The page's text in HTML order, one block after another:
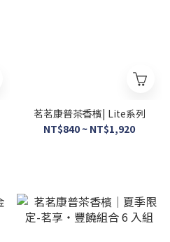
茗茗康普茶香檳| Lite系列
NT$840 ~ NT$1,920